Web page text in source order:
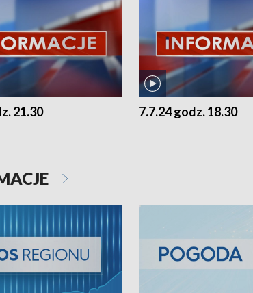
21.30 7.7.24 godz. 18.30